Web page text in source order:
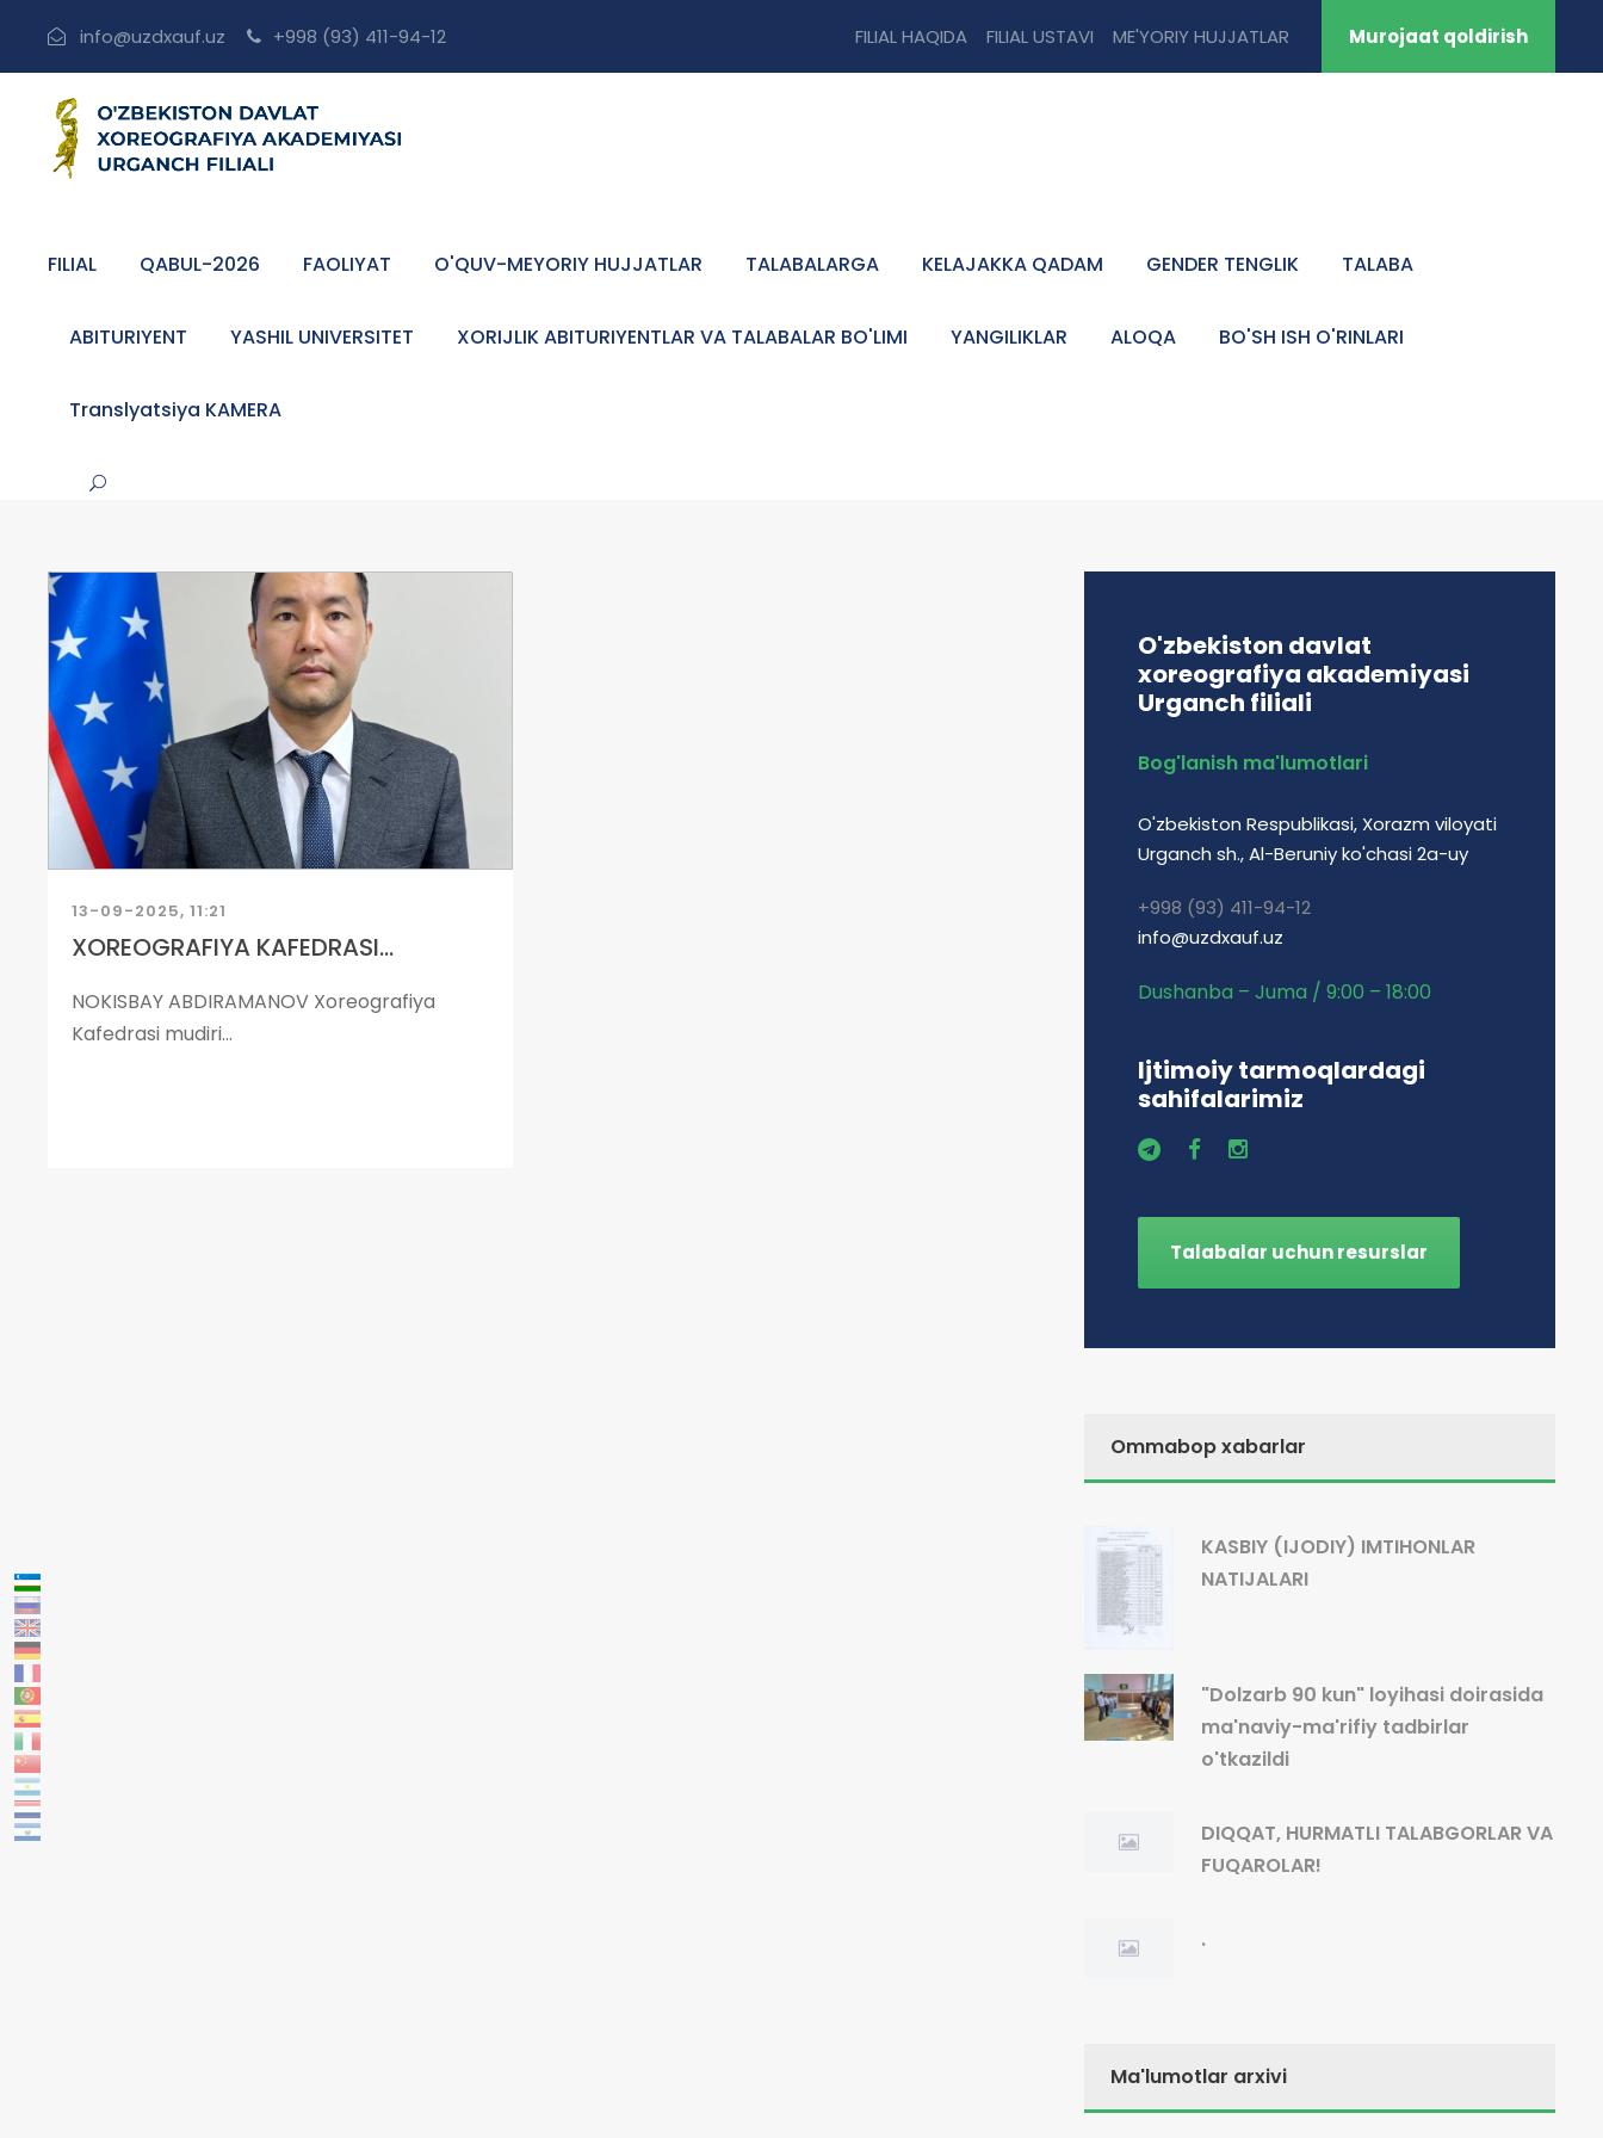
info@uzdxauf.uz +998 (93) 411-94-12 FILIAL HAQIDA FILIAL USTAVI ME'YORIY HUJJATLAR Murojaat qoldirish
FILIAL QABUL-2026 FAOLIYAT O'QUV-MEYORIY HUJJATLAR TALABALARGA KELAJAKKA QADAM GENDER TENGLIK TALABA
ABITURIYENT YASHIL UNIVERSITET XORIJLIK ABITURIYENTLAR VA TALABALAR BO'LIMI YANGILIKLAR ALOQA BO'SH ISH O'RINLARI
Translyatsiya KAMERA
13-09-2025, 11:21
XOREOGRAFIYA KAFEDRASI...
NOKISBAY ABDIRAMANOV Xoreografiya
Kafedrasi mudiri...
O'zbekiston davlat
xoreografiya akademiyasi
Urganch filiali
Bog'lanish ma'lumotlari
O'zbekiston Respublikasi, Xorazm viloyati
Urganch sh., Al-Beruniy ko'chasi 2a-uy
+998 (93) 411-94-12
info@uzdxauf.uz
Dushanba – Juma / 9:00 – 18:00
Ijtimoiy tarmoqlardagi
sahifalarimiz
Talabalar uchun resurslar
Ommabop xabarlar
KASBIY (IJODIY) IMTIHONLAR
NATIJALARI
"Dolzarb 90 kun" loyihasi doirasida
ma'naviy-ma'rifiy tadbirlar
o'tkazildi
DIQQAT, HURMATLI TALABGORLAR VA
FUQAROLAR!
.
Ma'lumotlar arxivi